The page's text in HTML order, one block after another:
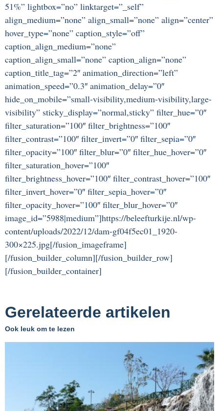
51%” lightbox=”no” linktarget=”_self”
align_medium=”none” align_small=”none” align=”center”
hover_type=”none” caption_style=”off”
caption_align_medium=”none”
caption_align_small=”none” caption_align=”none”
caption_title_tag=”2″ animation_direction=”left”
animation_speed=”0.3″ animation_delay=”0″
hide_on_mobile=”small-visibility,medium-visibility,large-
visibility” sticky_display=”normal,sticky” filter_hue=”0″
filter_saturation=”100″ filter_brightness=”100″
filter_contrast=”100″ filter_invert=”0″ filter_sepia=”0″
filter_opacity=”100″ filter_blur=”0″ filter_hue_hover=”0″
filter_saturation_hover=”100″
filter_brightness_hover=”100″ filter_contrast_hover=”100″
filter_invert_hover=”0″ filter_sepia_hover=”0″
filter_opacity_hover=”100″ filter_blur_hover=”0″
image_id=”5988|medium”]https://beleefturkije.nl/wp-
content/uploads/2022/12/dam-gf04f5ec01_1920-
300×225.jpg[/fusion_imageframe]
[/fusion_builder_column][/fusion_builder_row]
[/fusion_builder_container]
Gerelateerde artikelen
Ook leuk om te lezen